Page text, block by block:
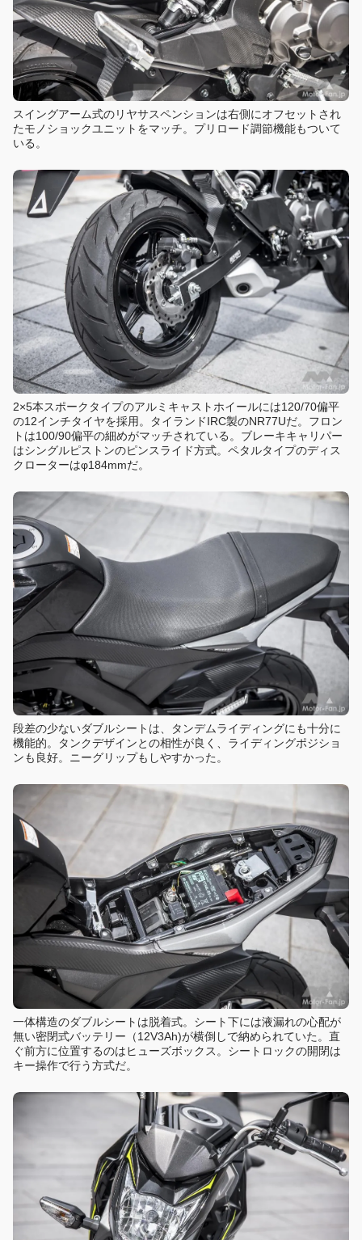
スイングアーム式のリヤサスペンションは右側にオフセットされ
たモノショックユニットをマッチ。プリロード調節機能もついて
いる。
2×5本スポークタイプのアルミキャストホイールには120/70偏平
の12インチタイヤを採用。タイランドIRC製のNR77Uだ。フロン
トは100/90偏平の細めがマッチされている。ブレーキキャリパー
はシングルピストンのピンスライド方式。ペタルタイプのディス
クローターはφ184mmだ。
段差の少ないダブルシートは、タンデムライディングにも十分に
機能的。タンクデザインとの相性が良く、ライディングポジショ
ンも良好。ニーグリップもしやすかった。
一体構造のダブルシートは脱着式。シート下には液漏れの心配が
無い密閉式バッテリー（12V3Ah)が横倒しで納められていた。直
ぐ前方に位置するのはヒューズボックス。シートロックの開閉は
キー操作で行う方式だ。